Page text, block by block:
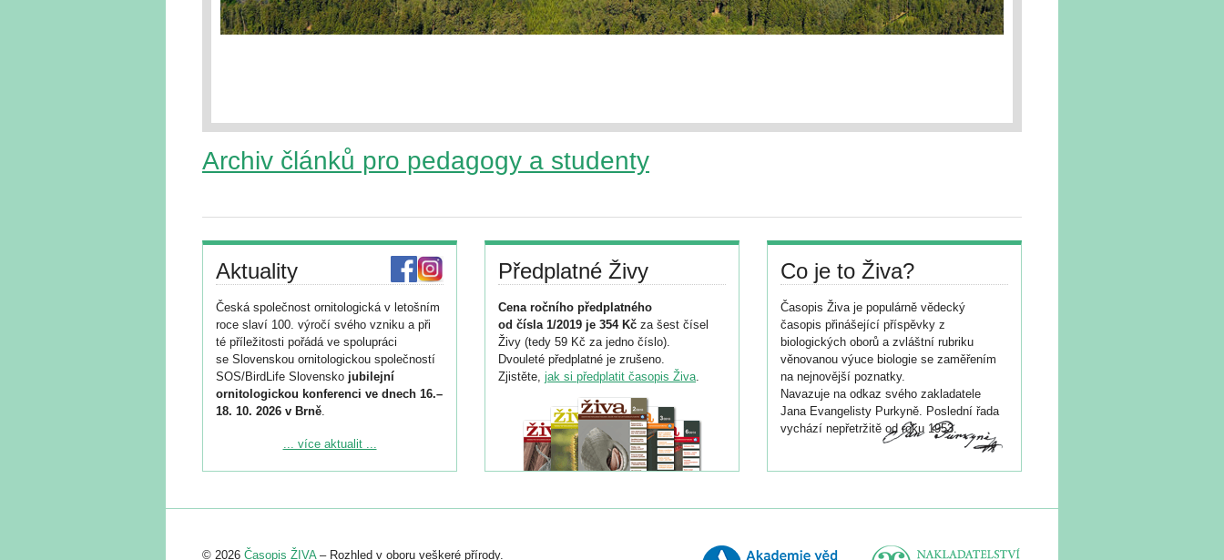
Archiv článků pro pedagogy a studenty
Aktuality
Česká společnost ornitologická v letošním
roce slaví 100. výročí svého vzniku a při
té příležitosti pořádá ve spolupráci
se Slovenskou ornitologickou společností
SOS/BirdLife Slovensko jubilejní
ornitologickou konferenci ve dnech 16.–
18. 10. 2026 v Brně.
Podrobnější informace ke konferenci
Registrovat se můžete do 6. září.
abstraktu přihlášené přednášky nebo
... více aktualit ...
Předplatné Živy
Cena ročního předplatného
od čísla 1/2019 je 354 Kč za šest čísel
Živy (tedy 59 Kč za jedno číslo).
Dvouleté předplatné je zrušeno.
Zjistěte, jak si předplatit časopis Živa.
Co je to Živa?
Časopis Živa je populárně vědecký
časopis přinášející příspěvky z
biologických oborů a zvláštní rubriku
věnovanou výuce biologie se zaměřením
na nejnovější poznatky.
Navazuje na odkaz svého zakladatele
Jana Evangelisty Purkyně. Poslední řada
vychází nepřetržitě od roku 1953.
© 2026 Časopis ŽIVA– Rozhled v oboru veškeré přírody.